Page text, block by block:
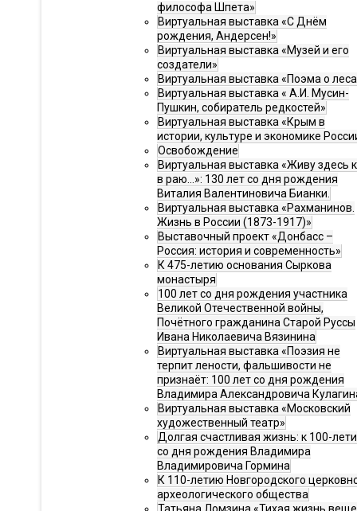
философа Шпета»
Виртуальная выставка «С Днём
рождения, Андерсен!»
Виртуальная выставка «Музей и его
создатели»
Виртуальная выставка «Поэма о
Виртуальная выставка « А.И. Мусин-
Пушкин, собиратель редкостей»
Виртуальная выставка «Крым в
истории, культуре и экономике
Освобождение
Виртуальная выставка «Живу здесь
в раю…»: 130 лет со дня рождения
Виталия Валентиновича Бианки.
Виртуальная выставка «Рахманинов.
Жизнь в России (1873-1917)»
Выставочный проект «Донбасс –
Россия: история и современность»
К 475-летию основания Сыркова
монастыря
100 лет со дня рождения участника
Великой Отечественной войны,
Почётного гражданина Старой Руссы
Ивана Николаевича Вязинина
Виртуальная выставка «Поэзия не
терпит лености, фальшивости не
признаёт: 100 лет со дня рождения
Владимира Александровича
Виртуальная выставка «Московский
художественный театр»
Долгая счастливая жизнь: к 100-
со дня рождения Владимира
Владимировича Гормина
К 110-летию Новгородского
археологического общества